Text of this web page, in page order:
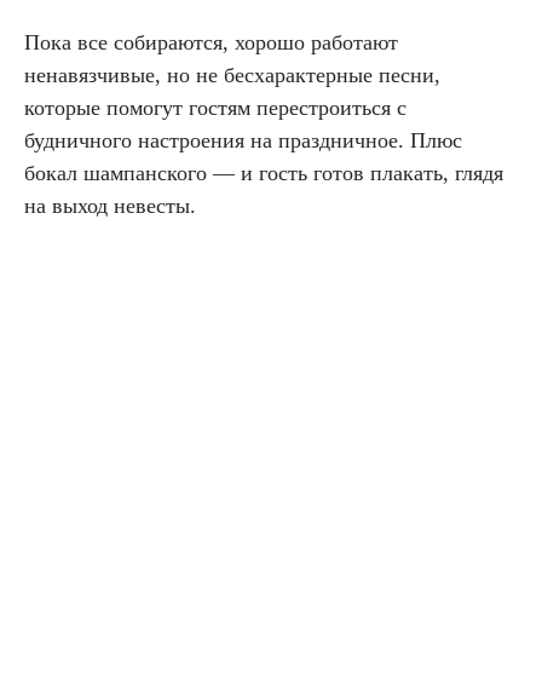
Пока все собираются, хорошо работают
ненавязчивые, но не бесхарактерные песни,
которые помогут гостям перестроиться с
будничного настроения на праздничное. Плюс
бокал шампанского — и гость готов плакать, глядя
на выход невесты.